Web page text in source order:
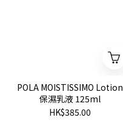
POLA MOISTISSIMO Lotion
保濕乳液 125ml
HK$385.00